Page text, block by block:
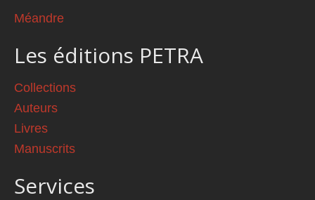
Méandre
Les éditions PETRA
Collections
Auteurs
Livres
Manuscrits
Services